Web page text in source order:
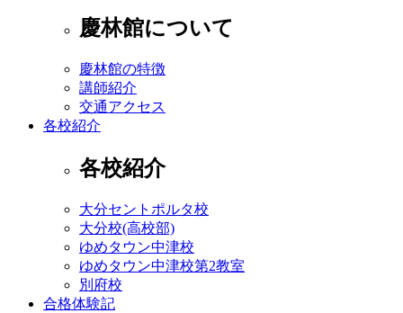
慶林館について
慶林館の特徴
講師紹介
交通アクセス
各校紹介
各校紹介
大分セントポルタ校
大分校(高校部)
ゆめタウン中津校
ゆめタウン中津校第2教室
別府校
合格体験記